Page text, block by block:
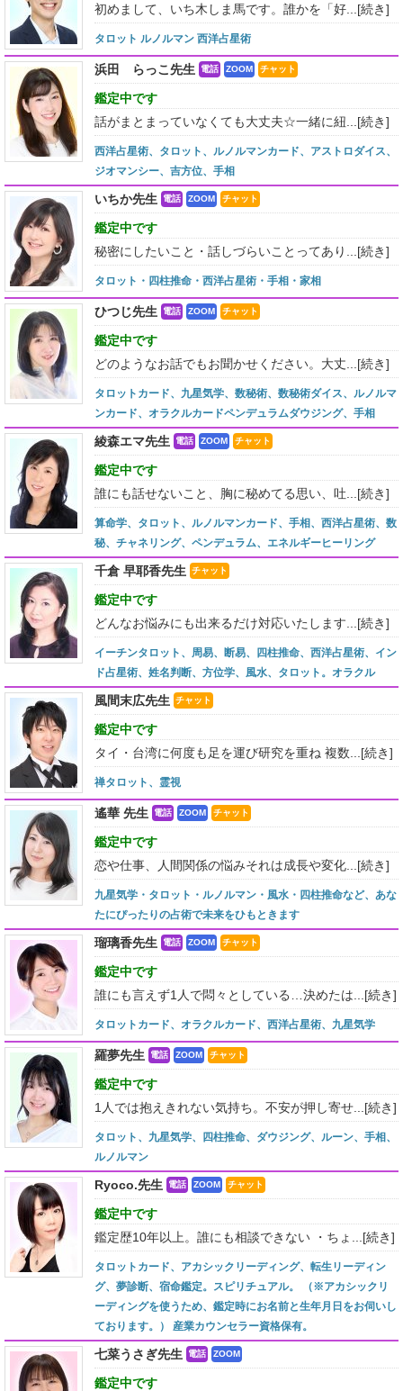
初めまして、いち木しま馬です。誰かを「好... [続き]
タロット ルノルマン 西洋占星術
浜田 らっこ先生 電話 ZOOM チャット
鑑定中です
話がまとまっていなくても大丈夫☆一緒に紐... [続き]
西洋占星術、タロット、ルノルマンカード、アストロダイス、
ジオマンシー、吉方位、手相
いちか先生 電話 ZOOM チャット
鑑定中です
秘密にしたいこと・話しづらいことってあり... [続き]
タロット・四柱推命・西洋占星術・手相・家相
ひつじ先生 電話 ZOOM チャット
鑑定中です
どのようなお話でもお聞かせください。大丈... [続き]
タロットカード、九星気学、数秘術、数秘術ダイス、ルノルマ
ンカード、オラクルカードペンデュラムダウジング、手相
綾森エマ先生 電話 ZOOM チャット
鑑定中です
誰にも話せないこと、胸に秘めてる思い、吐... [続き]
算命学、タロット、ルノルマンカード、手相、西洋占星術、数
秘、チャネリング、ペンデュラム、エネルギーヒーリング
千倉 早耶香先生 チャット
鑑定中です
どんなお悩みにも出来るだけ対応いたします... [続き]
イーチンタロット、周易、断易、四柱推命、西洋占星術、イン
ド占星術、姓名判断、方位学、風水、タロット。オラクル
風間末広先生 チャット
鑑定中です
タイ・台湾に何度も足を運び研究を重ね 複数... [続き]
禅タロット、霊視
遙華 先生 電話 ZOOM チャット
鑑定中です
恋や仕事、人間関係の悩みそれは成長や変化... [続き]
九星気学・タロット・ルノルマン・風水・四柱推命など、あな
たにぴったりの占術で未来をひもときます
瑠璃香先生 電話 ZOOM チャット
鑑定中です
誰にも言えず1人で悶々としている…決めたは... [続き]
タロットカード、オラクルカード、西洋占星術、九星気学
羅夢先生 電話 ZOOM チャット
鑑定中です
1人では抱えきれない気持ち。不安が押し寄せ... [続き]
タロット、九星気学、四柱推命、ダウジング、ルーン、手相、
ルノルマン
Ryoco.先生 電話 ZOOM チャット
鑑定中です
鑑定歴10年以上。誰にも相談できない ・ちょ... [続き]
タロットカード、アカシックリーディング、転生リーディン
グ、夢診断、宿命鑑定。スピリチュアル。 （※アカシックリ
ーディングを使うため、鑑定時にお名前と生年月日をお伺いし
ております。） 産業カウンセラー資格保有。
七菜うさぎ先生 電話 ZOOM
鑑定中です